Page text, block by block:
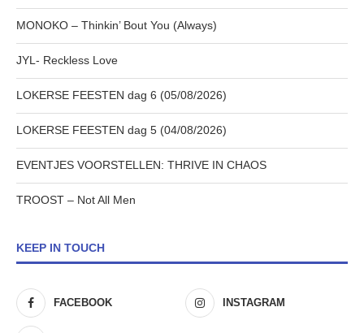
MONOKO – Thinkin’ Bout You (Always)
JYL- Reckless Love
LOKERSE FEESTEN dag 6 (05/08/2026)
LOKERSE FEESTEN dag 5 (04/08/2026)
EVENTJES VOORSTELLEN: THRIVE IN CHAOS
TROOST – Not All Men
KEEP IN TOUCH
FACEBOOK INSTAGRAM